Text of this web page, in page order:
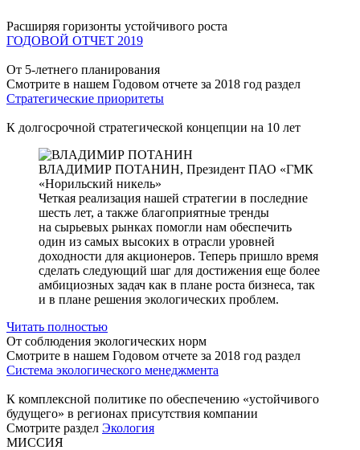
Расширяя горизонты устойчивого роста
ГОДОВОЙ ОТЧЕТ 2019
От 5-летнего планирования
Смотрите в нашем Годовом отчете за 2018 год раздел
Стратегические приоритеты
К долгосрочной стратегической концепции на 10 лет
ВЛАДИМИР ПОТАНИН, Президент ПАО «ГМК
«Норильский никель»
Четкая реализация нашей стратегии в последние
шесть лет, а также благоприятные тренды
на сырьевых рынках помогли нам обеспечить
один из самых высоких в отрасли уровней
доходности для акционеров. Теперь пришло время
сделать следующий шаг для достижения еще более
амбициозных задач как в плане роста бизнеса, так
и в плане решения экологических проблем.
Читать полностью
От соблюдения экологических норм
Смотрите в нашем Годовом отчете за 2018 год раздел
Система экологического менеджмента
К комплексной политике по обеспечению «устойчивого
будущего» в регионах присутствия компании
Смотрите раздел Экология
МИССИЯ